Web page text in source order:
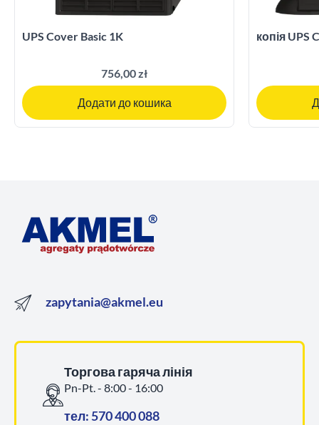
UPS Cover Basic 1K
756,00 zł
Додати до кошика
копія UPS
zapytania@akmel.eu
Торгова гаряча лінія
Pn-Pt. - 8:00 - 16:00
тел: 570 400 088